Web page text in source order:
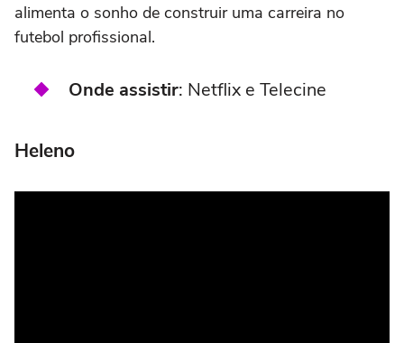
alimenta o sonho de construir uma carreira no
futebol profissional.
Onde assistir: Netflix e Telecine
Heleno